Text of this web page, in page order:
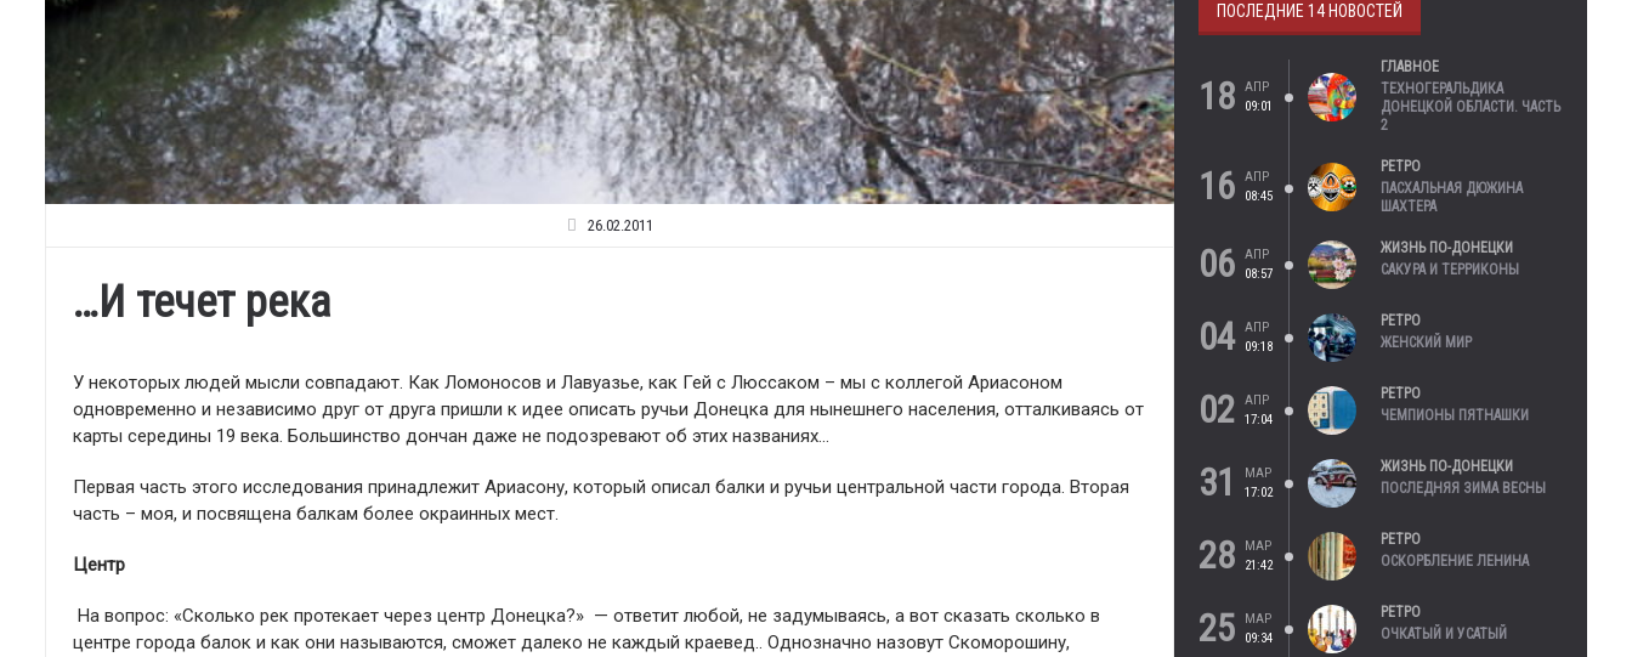
26.02.2011
…И течет река
У некоторых людей мысли совпадают. Как Ломоносов и Лавуазье, как Гей с Люссаком – мы с коллегой Ариасоном
одновременно и независимо друг от друга пришли к идее описать ручьи Донецка для нынешнего населения, отталкиваясь от
карты середины 19 века. Большинство дончан даже не подозревают об этих названиях…
Первая часть этого исследования принадлежит Ариасону, который описал балки и ручьи центральной части города. Вторая
часть – моя, и посвящена балкам более окраинных мест.
Центр
На вопрос: «Сколько рек протекает через центр Донецка?» — ответит любой, не задумываясь, а вот сказать сколько в
центре города балок и как они называются, сможет далеко не каждый краевед.. Однозначно назовут Скоморошину,
ПОСЛЕДНИЕ 14 НОВОСТЕЙ
18
АПР
09:01
ГЛАВНОЕ
ТЕХНОГЕРАЛЬДИКА
ДОНЕЦКОЙ ОБЛАСТИ. ЧАСТЬ
2
16
АПР
08:45
РЕТРО
ПАСХАЛЬНАЯ ДЮЖИНА
ШАХТЕРА
06
АПР
08:57
ЖИЗНЬ ПО-ДОНЕЦКИ
САКУРА И ТЕРРИКОНЫ
04
АПР
09:18
РЕТРО
ЖЕНСКИЙ МИР
02
АПР
17:04
РЕТРО
ЧЕМПИОНЫ ПЯТНАШКИ
31
МАР
17:02
ЖИЗНЬ ПО-ДОНЕЦКИ
ПОСЛЕДНЯЯ ЗИМА ВЕСНЫ
28
МАР
21:42
РЕТРО
ОСКОРБЛЕНИЕ ЛЕНИНА
25
МАР
09:34
РЕТРО
ОЧКАТЫЙ И УСАТЫЙ